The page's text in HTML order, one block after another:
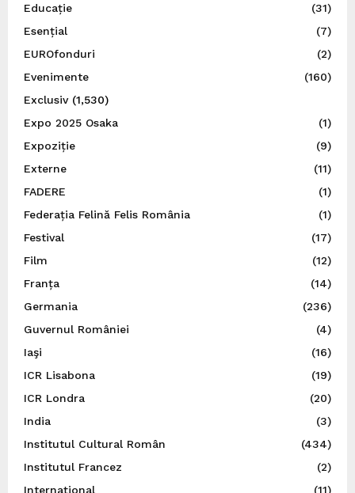
Educație
(31)
Esențial
(7)
EUROfonduri
(2)
Evenimente
(160)
Exclusiv(1,530)
Expo 2025 Osaka
(1)
Expoziție
(9)
Externe
(11)
FADERE
(1)
Federația Felină Felis România
(1)
Festival
(17)
Film
(12)
Franța
(14)
Germania
(236)
Guvernul României
(4)
Iaşi
(16)
ICR Lisabona
(19)
ICR Londra
(20)
India
(3)
Institutul Cultural Român
(434)
Institutul Francez
(2)
Internațional
(11)